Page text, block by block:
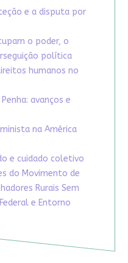
e a disputa por
o poder, o
política
humanos no
avanços e
na América
e cuidado coletivo
do Movimento de
Rurais Sem
e Entorno